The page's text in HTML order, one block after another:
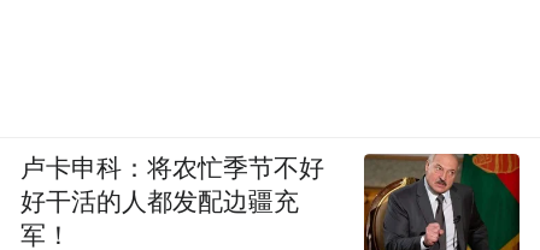
卢卡申科：将农忙季节不好
好干活的人都发配边疆充
军！